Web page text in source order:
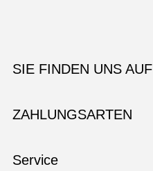
SIE FINDEN UNS AUF
ZAHLUNGSARTEN
Service